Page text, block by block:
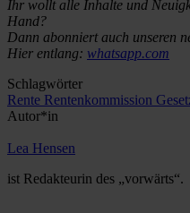
Ihr wollt alle Inhalte und
Hand?
Dann abonniert auch unseren
Hier entlang: whatsapp.com
Schlagwörter
Rente Rentenkommission
Autor*in
Lea Hensen
ist Redakteurin des „vorwärts“.